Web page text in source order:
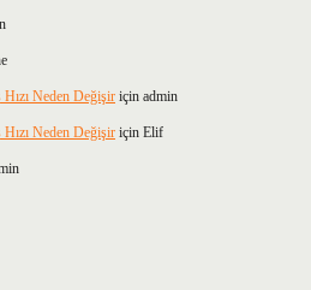
Neden Değişir için admin
Neden Değişir için Elif